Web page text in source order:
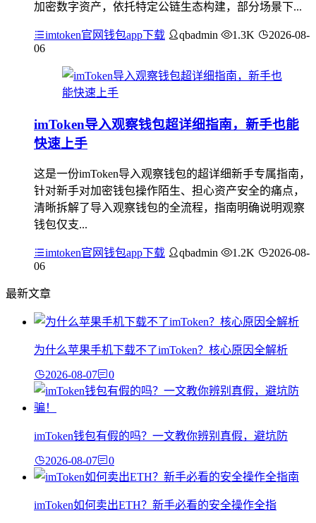
加密数字资产，依托特定公链生态构建，部分场景下...
imtoken官网钱包app下载 qbadmin 1.3K
2026-08-
06
imToken导入观察钱包超详细指南，新手也能
快速上手
这是一份imToken导入观察钱包的超详细新手专属指南，
针对新手对加密钱包操作陌生、担心资产安全的痛点，
清晰拆解了导入观察钱包的全流程，指南明确说明观察
钱包仅支...
imtoken官网钱包app下载 qbadmin 1.2K
2026-08-
06
最新文章
为什么苹果手机下载不了imToken？核心原因全解析
2026-08-07 0
imToken钱包有假的吗？一文教你辨别真假，避坑防
2026-08-07 0
imToken如何卖出ETH？新手必看的安全操作全指